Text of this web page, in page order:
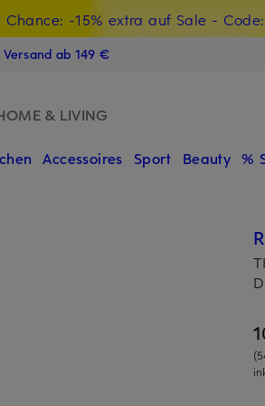
Chance: -15% extra auf Sale - Code:
Willkommensgutschein mit Beyond
ab 149 €
& LIVING
Accessoires Sport Beauty %